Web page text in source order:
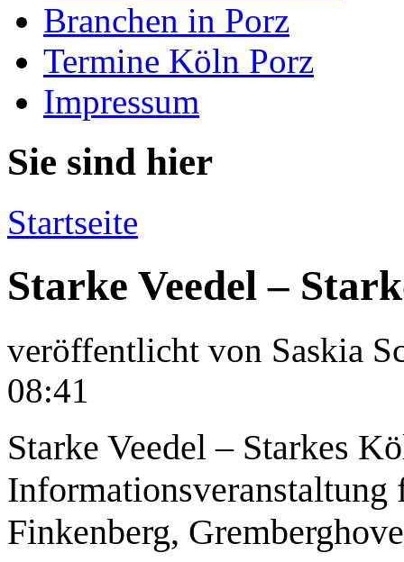
Branchen in Porz
Termine Köln Porz
Impressum
Sie sind hier
Startseite
Starke Veedel –
veröffentlicht von Saskia
08:41
Starke Veedel – Starkes
Informationsveranstaltung
Finkenberg,